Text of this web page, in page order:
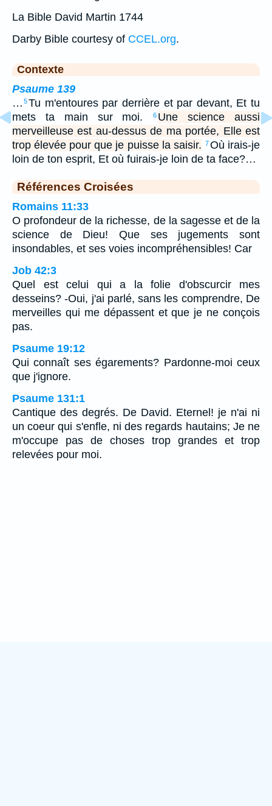
La Bible David Martin 1744
Darby Bible courtesy of CCEL.org.
Contexte
Psaume 139
… 5Tu m'entoures par derrière et par devant, Et tu
mets ta main sur moi.
6 Une science aussi
merveilleuse est au-dessus de ma portée, Elle est
trop élevée pour que je puisse la saisir. 7Où irais-je
loin de ton esprit, Et où fuirais-je loin de ta face?…
Références Croisées
Romains 11:33
O profondeur de la richesse, de la sagesse et de la
science de Dieu! Que ses jugements sont
insondables, et ses voies incompréhensibles! Car
Job 42:3
Quel est celui qui a la folie d'obscurcir mes
desseins? -Oui, j'ai parlé, sans les comprendre, De
merveilles qui me dépassent et que je ne conçois
pas.
Psaume 19:12
Qui connaît ses égarements? Pardonne-moi ceux
que j'ignore.
Psaume 131:1
Cantique des degrés. De David. Eternel! je n'ai ni
un coeur qui s'enfle, ni des regards hautains; Je ne
m'occupe pas de choses trop grandes et trop
relevées pour moi.